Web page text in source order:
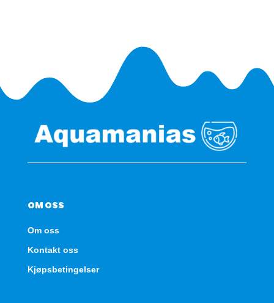
OM OSS
Om oss
Kontakt oss
Kjøpsbetingelser